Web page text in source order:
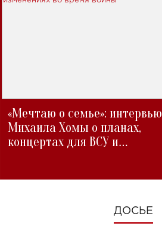
«Мечтаю о семье»: интервью
Михаила Хомы о планах,
концертах для ВСУ и
ДОСЬЕ